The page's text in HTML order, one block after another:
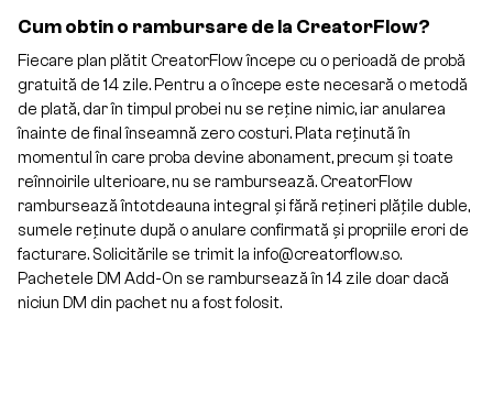
Cum obtin o rambursare de la CreatorFlow?
Fiecare plan plătit CreatorFlow începe cu o perioadă de probă
gratuită de 14 zile. Pentru a o începe este necesară o metodă
de plată, dar în timpul probei nu se reține nimic, iar anularea
înainte de final înseamnă zero costuri. Plata reținută în
momentul în care proba devine abonament, precum și toate
reînnoirile ulterioare, nu se rambursează. CreatorFlow
rambursează întotdeauna integral și fără rețineri plățile duble,
sumele reținute după o anulare confirmată și propriile erori de
facturare. Solicitările se trimit la info@creatorflow.so.
Pachetele DM Add-On se rambursează în 14 zile doar dacă
niciun DM din pachet nu a fost folosit.